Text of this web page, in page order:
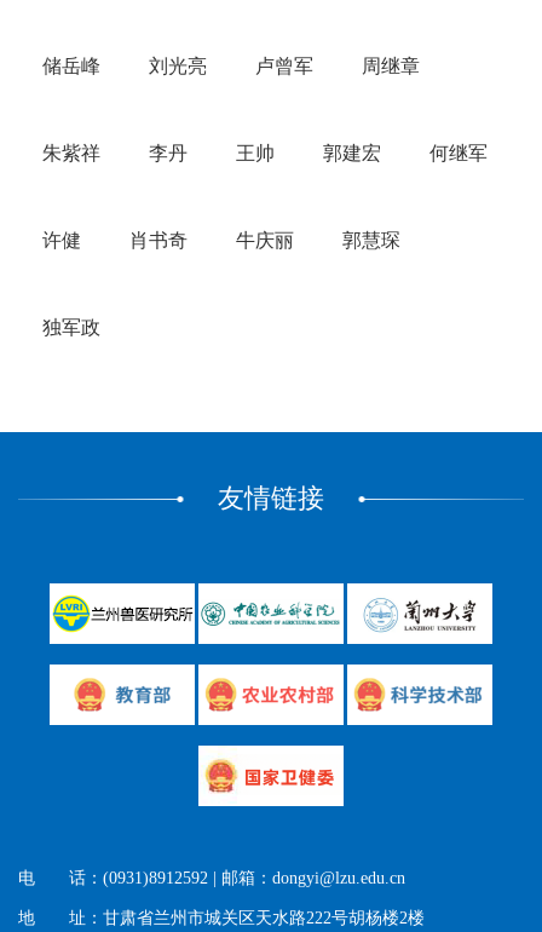
储岳峰 刘光亮 卢曾军 周继章
朱紫祥 李丹 王帅 郭建宏 何继军
许健 肖书奇 牛庆丽 郭慧琛
独军政
友情链接
电 话：(0931)8912592 | 邮箱：dongyi@lzu.edu.cn
地 址：甘肃省兰州市城关区天水路222号胡杨楼2楼